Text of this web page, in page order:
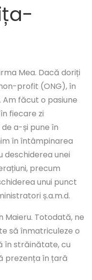
Mea. Dacă doriți
profit (ONG), în
Am făcut o pasiune
fiecare zi
a-și pune în
în întâmpinarea
deschiderea unei
precum
unui punct
ș.a.m.d.
Maieru. Totodată, ne
să înmatriculeze o
în străinătate, cu
prezența în țară